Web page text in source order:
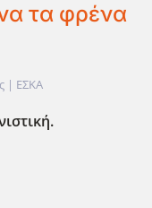
τα φρένα
| ΕΣΚΑ